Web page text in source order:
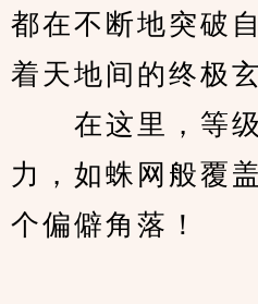
都在不断地突破
着天地间的终极玄
在这里，等级
力，如蛛网般覆
个偏僻角落！